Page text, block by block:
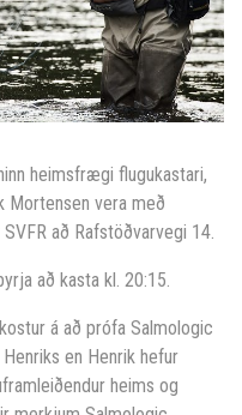
heimsfrægi flugukastari,
Mortensen vera með
að Rafstöðvarvegi 14.
að kasta kl. 20:15.
á að prófa Salmologic
en Henrik hefur
heims og